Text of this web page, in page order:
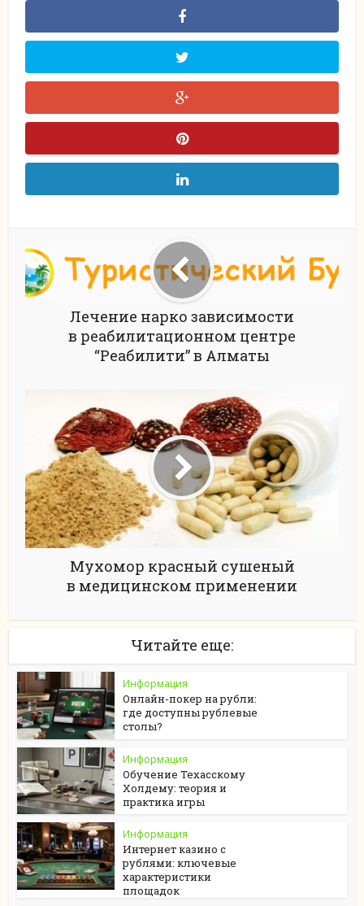
Лечение нарко зависимости
в реабилитационном центре
“Реабилити” в Алматы
Мухомор красный сушеный
в медицинском применении
Читайте еще:
Информация
Онлайн-покер на рубли:
где доступны рублевые
столы?
Информация
Обучение Техасскому
Холдему: теория и
практика игры
Информация
Интернет казино с
рублями: ключевые
характеристики
площадок